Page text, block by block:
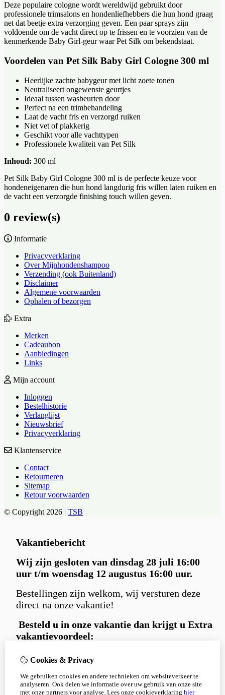
Deze populaire cologne wordt wereldwijd gebruikt door
professionele trimsalons en hondenliefhebbers die hun hond graag
net dat beetje extra verzorging geven. Een paar sprays zijn
voldoende om de vacht direct op te frissen en te voorzien van de
kenmerkende Baby Girl-geur waar Pet Silk om bekendstaat.
Voordelen van Pet Silk Baby Girl Cologne 300 ml
Heerlijke zachte babygeur met licht zoete tonen
Neutraliseert ongewenste geurtjes
Ideaal tussen wasbeurten door
Perfect na een trimbehandeling
Laat de vacht fris en verzorgd ruiken
Niet vet of plakkerig
Geschikt voor alle vachttypen
Professionele kwaliteit van Pet Silk
Inhoud: 300 ml
Pet Silk Baby Girl Cologne 300 ml is de perfecte keuze voor
hondeneigenaren die hun hond langdurig fris willen laten ruiken en
de vacht een verzorgde finishing touch willen geven.
0 review(s)
Informatie
Privacyverklaring
Over Mijnhondenshampoo
Verzending (ook Buitenland)
Disclaimer
Algemene voorwaarden
Ophalen of bezorgen
Extra
Merken
Cadeaubon
Aanbiedingen
Links
Mijn account
Inloggen
Bestelhistorie
Verlanglijst
Nieuwsbrief
Privacyverklaring
Klantenservice
Contact
Retourneren
Sitemap
Retour voorwaarden
© Copyright 2026 | TSB
Cookies & Privacy
We gebruiken cookies en andere technieken om websiteverkeer te
analyseren. Ook delen we informatie over uw gebruik van onze site
met onze partners voor analyse. Lees onze cookieverklaring hier
Vakantiebericht
Wij zijn gesloten van dinsdag 28 juli 16:00
uur t/m woensdag 12 augustus 16:00 uur.
Bestellingen zijn welkom, wij versturen deze
direct na onze vakantie!
Besteld u in onze vakantie dan krijgt u Extra
vakantievoordeel:
Gratis Carniwell hondensnack extraatje
bij iedere bestelling.
en 5% kortingmet kortingscode:
Korting5%